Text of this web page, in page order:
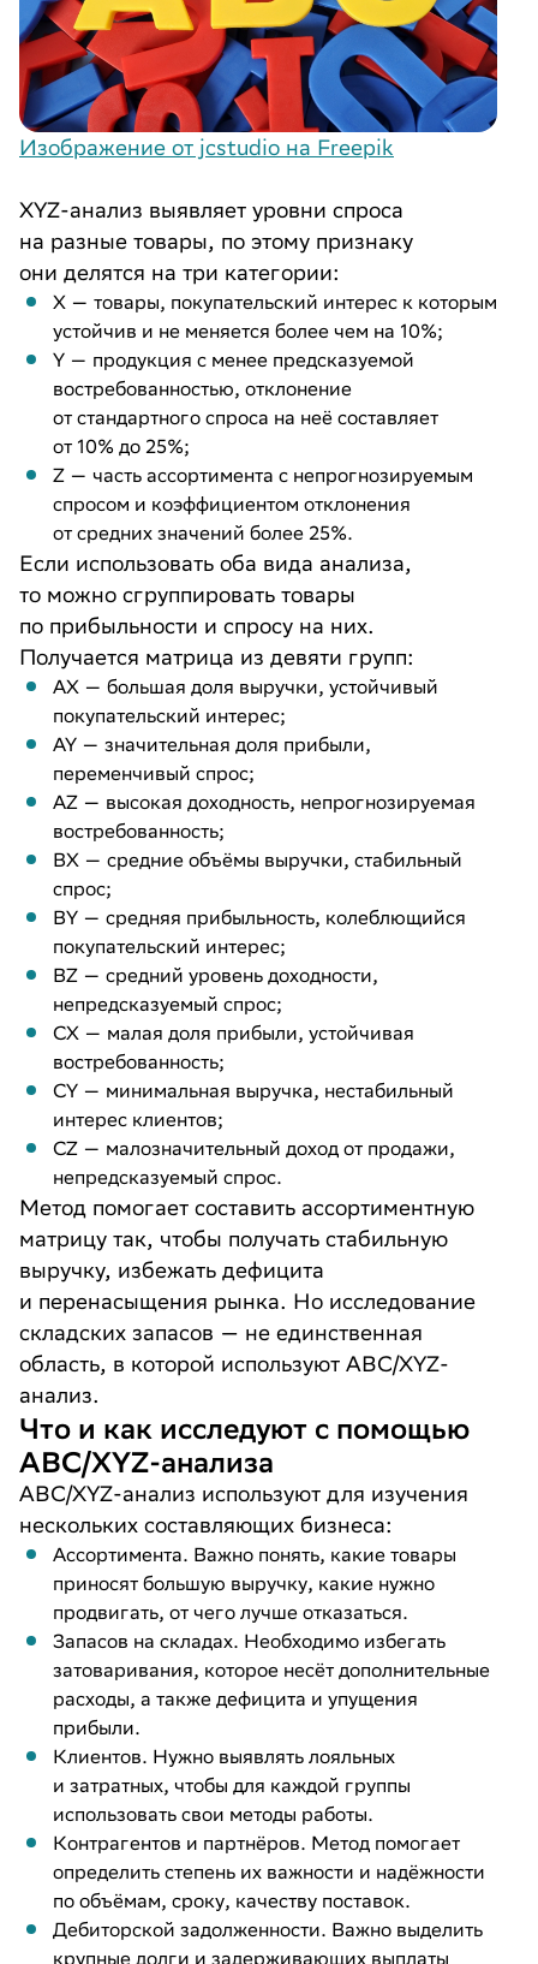
Изображение от jcstudio на Freepik
XYZ-анализ выявляет уровни спроса
на разные товары, по этому признаку
они делятся на три категории:
X — товары, покупательский интерес к которым
устойчив и не меняется более чем на 10%;
Y — продукция с менее предсказуемой
востребованностью, отклонение
от стандартного спроса на неё составляет
от 10% до 25%;
Z — часть ассортимента с непрогнозируемым
спросом и коэффициентом отклонения
от средних значений более 25%.
Если использовать оба вида анализа,
то можно сгруппировать товары
по прибыльности и спросу на них.
Получается матрица из девяти групп:
AX — большая доля выручки, устойчивый
покупательский интерес;
AY — значительная доля прибыли,
переменчивый спрос;
AZ — высокая доходность, непрогнозируемая
востребованность;
BX — средние объёмы выручки, стабильный
спрос;
BY — средняя прибыльность, колеблющийся
покупательский интерес;
BZ — средний уровень доходности,
непредсказуемый спрос;
CX — малая доля прибыли, устойчивая
востребованность;
CY — минимальная выручка, нестабильный
интерес клиентов;
CZ — малозначительный доход от продажи,
непредсказуемый спрос.
Метод помогает составить ассортиментную
матрицу так, чтобы получать стабильную
выручку, избежать дефицита
и перенасыщения рынка. Но исследование
складских запасов — не единственная
область, в которой используют ABC/XYZ-
анализ.
Что и как исследуют с помощью
ABC/XYZ-анализа
ABC/XYZ-анализ используют для изучения
нескольких составляющих бизнеса:
Ассортимента. Важно понять, какие товары
приносят большую выручку, какие нужно
продвигать, от чего лучше отказаться.
Запасов на складах. Необходимо избегать
затоваривания, которое несёт дополнительные
расходы, а также дефицита и упущения
прибыли.
Клиентов. Нужно выявлять лояльных
и затратных, чтобы для каждой группы
использовать свои методы работы.
Контрагентов и партнёров. Метод помогает
определить степень их важности и надёжности
по объёмам, сроку, качеству поставок.
Дебиторской задолженности. Важно выделить
крупные долги и задерживающих выплаты